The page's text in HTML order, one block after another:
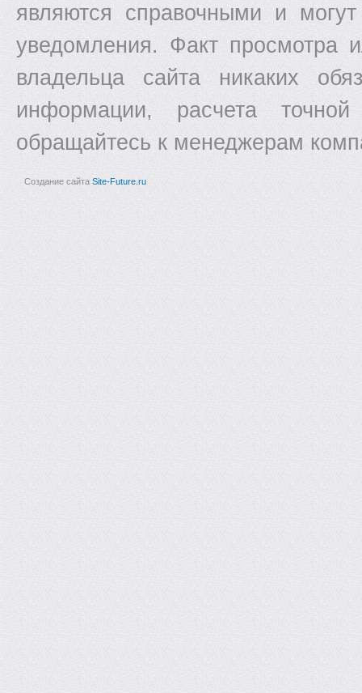
являются справочными и
уведомления. Факт просмотра
владельца сайта никаких
информации, расчета
обращайтесь к менеджерам
Создание сайта Site-Future.ru